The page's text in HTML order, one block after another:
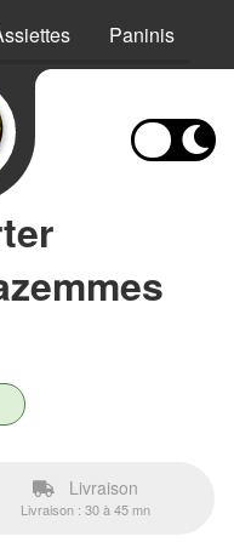
Paninis
Livraison
Livraison : 30 à 45 mn